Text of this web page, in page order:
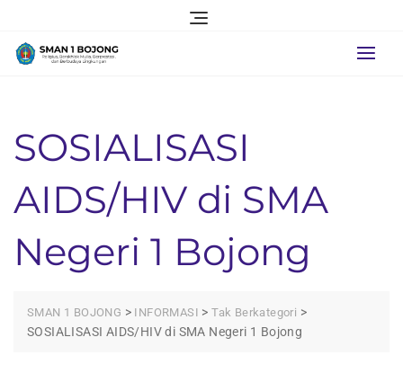
content
SOSIALISASI
AIDS/HIV di SMA
Negeri 1 Bojong
SMAN 1 BOJONG > INFORMASI >Tak Berkategori >
SOSIALISASI AIDS/HIV di SMA Negeri 1 Bojong